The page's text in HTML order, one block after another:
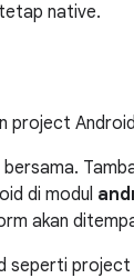
native.
project
di modul
akan
seperti